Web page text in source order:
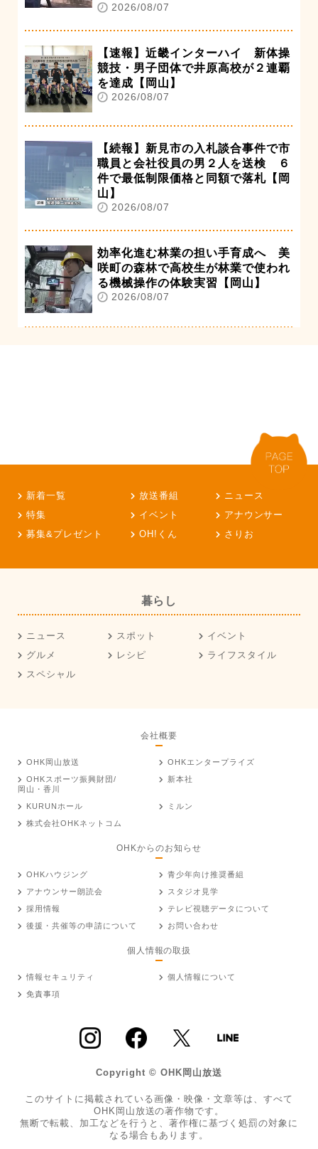
2026/08/07
【速報】近畿インターハイ 新体操
競技・男子団体で井原高校が２連覇
を達成【岡山】
2026/08/07
【続報】新見市の入札談合事件で市
職員と会社役員の男２人を送検 ６
件で最低制限価格と同額で落札【岡
山】
2026/08/07
効率化進む林業の担い手育成へ 美
咲町の森林で高校生が林業で使われ
る機械操作の体験実習【岡山】
2026/08/07
新着一覧 放送番組
ニュース
特集
イベント
アナウンサー
募集&プレゼント
OH!くん さりお
暮らし
ニュース スポット
イベント
グルメ
レシピ
ライフスタイル
スペシャル
会社概要
OHK岡山放送
OHKエンタープライズ
OHKスポーツ振興財団/
岡山・香川
新本社
KURUNホール
ミルン
株式会社OHKネットコム
OHKからのお知らせ
OHKハウジング
青少年向け推奨番組
アナウンサー朗読会
スタジオ見学
採用情報
テレビ視聴データについて
後援・共催等の申請について
お問い合わせ
個人情報の取扱
情報セキュリティ
個人情報について
免責事項
Copyright © OHK岡山放送
このサイトに掲載されている画像・映像・文章等は、すべて
OHK岡山放送の著作物です。
無断で転載、加工などを行うと、著作権に基づく処罰の対象に
なる場合もあります。